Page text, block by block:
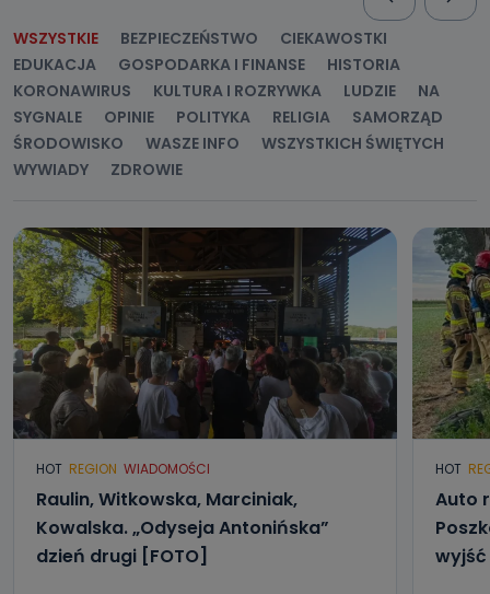
WSZYSTKIE BEZPIECZEŃSTWO
CIEKAWOSTKI
EDUKACJA
GOSPODARKA I FINANSE
HISTORIA
KORONAWIRUS
KULTURA I ROZRYWKA LUDZIE
NA
SYGNALE
OPINIE POLITYKA RELIGIA
SAMORZĄD
ŚRODOWISKO
WASZE INFO
WSZYSTKICH ŚWIĘTYCH
WYWIADY
ZDROWIE
HOT REGION WIADOMOŚCI
Raulin, Witkowska, Marciniak,
Kowalska. „Odyseja Antonińska”
dzień drugi [FOTO]
HOT
Auto
wyjść